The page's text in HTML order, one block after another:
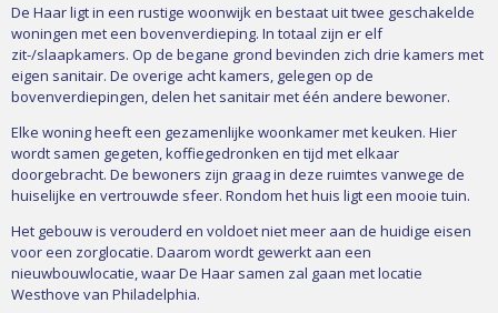
De Haar ligt in een rustige woonwijk en bestaat uit twee geschakelde
woningen met een bovenverdieping. In totaal zijn er elf
zit-/slaapkamers. Op de begane grond bevinden zich drie kamers met
eigen sanitair. De overige acht kamers, gelegen op de
bovenverdiepingen, delen het sanitair met één andere bewoner.
Elke woning heeft een gezamenlijke woonkamer met keuken. Hier
wordt samen gegeten, koffiegedronken en tijd met elkaar
doorgebracht. De bewoners zijn graag in deze ruimtes vanwege de
huiselijke en vertrouwde sfeer. Rondom het huis ligt een mooie tuin.
Het gebouw is verouderd en voldoet niet meer aan de huidige eisen
voor een zorglocatie. Daarom wordt gewerkt aan een
nieuwbouwlocatie, waar De Haar samen zal gaan met locatie
Westhove van Philadelphia.